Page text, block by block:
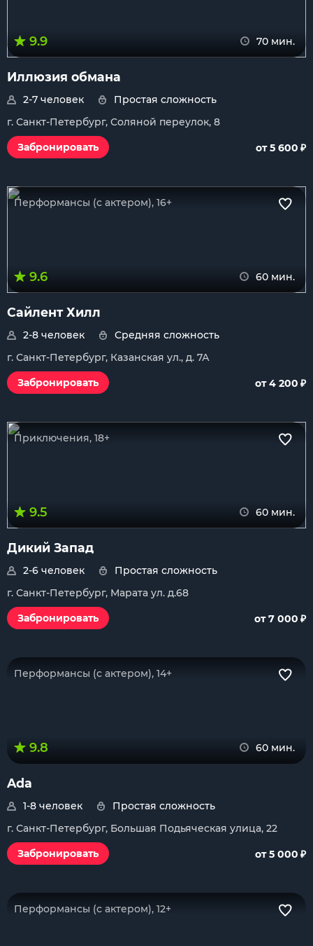
9.9 70 мин.
Иллюзия обмана
2-7 человек
Простая сложность
г. Санкт-Петербург, Соляной переулок, 8
Забронировать
от 5 600 ₽
Перформансы (с актером), 16+
9.6 60 мин.
Сайлент Хилл
2-8 человек
Средняя сложность
г. Санкт-Петербург, Казанская ул., д. 7А
Забронировать
от 4 200 ₽
Приключения, 18+
9.5 60 мин.
Дикий Запад
2-6 человек
Простая сложность
г. Санкт-Петербург, Марата ул. д.68
Забронировать
от 7 000 ₽
Перформансы (с актером), 14+
9.8 60 мин.
Ada
1-8 человек
Простая сложность
г. Санкт-Петербург, Большая Подьяческая улица, 22
Забронировать
от 5 000 ₽
Перформансы (с актером), 12+